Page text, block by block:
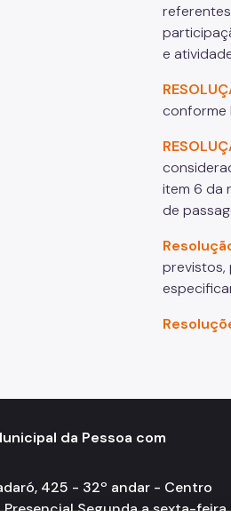
e
conforme
item 6 da
de
previstos,
da Pessoa com
425 - 32º andar - Centro
Segunda a sexta-feira